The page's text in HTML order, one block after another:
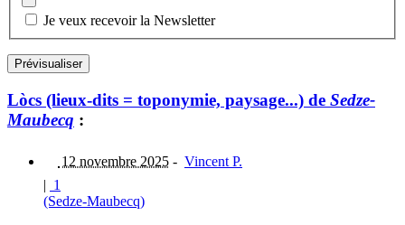
Je veux recevoir la Newsletter
Lòcs (lieux-dits = toponymie, paysage...) de Sedze-
Maubecq :
12 novembre 2025 - Vincent P.
| 1
(Sedze-Maubecq)